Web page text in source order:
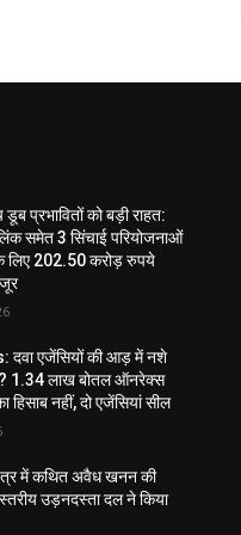
प्रभावितों को बड़ी राहत:
समेत 3 सिंचाई परियोजनाओं
लिए 202.50 करोड़ रुपये
दवा एजेंसियों की आड़ में नशे
1.34 लाख बोतल ऑनरेक्स
हिसाब नहीं, दो एजेंसियां सील
में कथित अवैध खनन की
उड़नदस्ता दल ने किया